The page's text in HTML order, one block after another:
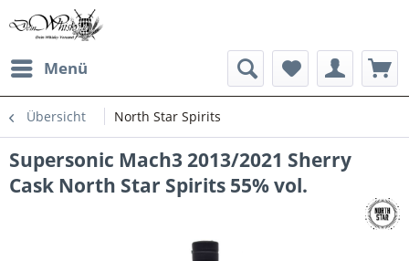
Menü
Übersicht North Star Spirits
Supersonic Mach3 2013/2021 Sherry
Cask North Star Spirits 55% vol.